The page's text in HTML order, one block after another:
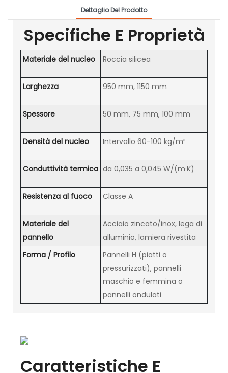
Dettaglio Del Prodotto
Specifiche E Proprietà
Materiale del nucleo Roccia silicea
Larghezza 950 mm, 1150 mm
Spessore 50 mm, 75 mm, 100 mm
Densità del nucleo Intervallo 60-100 kg/m³
Conduttività termica da 0,035 a 0,045 W/(m·K)
Resistenza al fuoco Classe A
Materiale del
pannello
Acciaio zincato/inox, lega di
alluminio, lamiera rivestita
Forma / Profilo
Pannelli H (piatti o
pressurizzati), pannelli
maschio e femmina o
pannelli ondulati
Caratteristiche E